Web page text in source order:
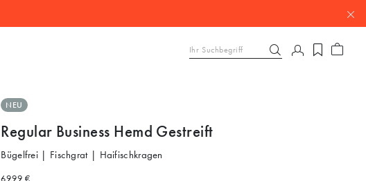
NEU
Regular Business Hemd Gestreift
Bügelfrei | Fischgrat | Haifischkragen
69.99 €